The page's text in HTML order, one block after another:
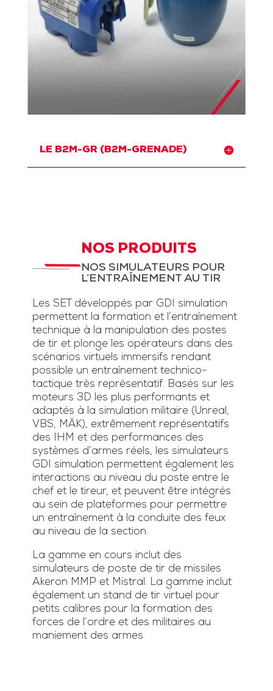
LE B2M-GR (B2M-GRENADE)
NOS PRODUITS
NOS SIMULATEURS POUR
L’ENTRAÎNEMENT AU TIR
Les SET développés par GDI simulation
permettent la formation et l’entraînement
technique à la manipulation des postes
de tir et plonge les opérateurs dans des
scénarios virtuels immersifs rendant
possible un entraînement technico-
tactique très représentatif. Basés sur les
moteurs 3D les plus performants et
adaptés à la simulation militaire (Unreal,
VBS, MÄK), extrêmement représentatifs
des IHM et des performances des
systèmes d’armes réels, les simulateurs
GDI simulation permettent également les
interactions au niveau du poste entre le
chef et le tireur, et peuvent être intégrés
au sein de plateformes pour permettre
un entraînement à la conduite des feux
au niveau de la section.
La gamme en cours inclut des
simulateurs de poste de tir de missiles
Akeron MMP et Mistral. La gamme inclut
également un stand de tir virtuel pour
petits calibres pour la formation des
forces de l’ordre et des militaires au
maniement des armes